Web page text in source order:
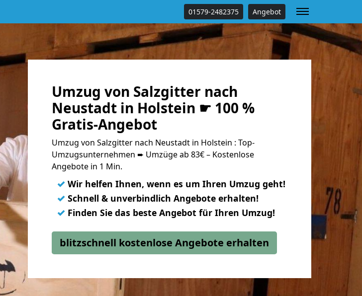
01579-2482375 Angebot
Umzug von Salzgitter nach
Neustadt in Holstein ☛ 100 %
Gratis-Angebot
Umzug von Salzgitter nach Neustadt in Holstein : Top-
Umzugsunternehmen ➨ Umzüge ab 83€ – Kostenlose
Angebote in 1 Min.
✓ Wir helfen Ihnen, wenn es um Ihren Umzug geht!
✓ Schnell & unverbindlich Angebote erhalten!
✓ Finden Sie das beste Angebot für Ihren Umzug!
blitzschnell kostenlose Angebote erhalten